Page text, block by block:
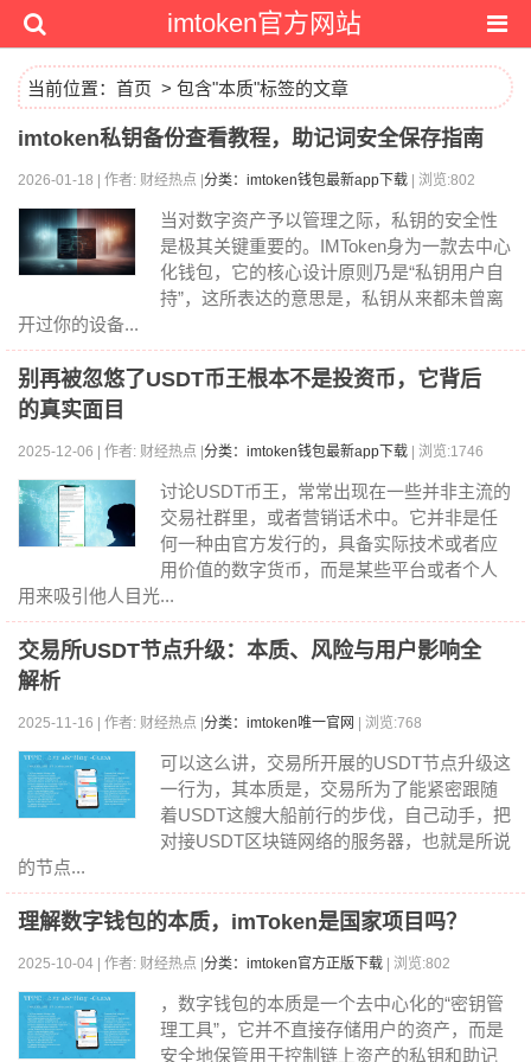
imtoken官方网站
当前位置： 首页 > 包含"本质"标签的文章
imtoken私钥备份查看教程，助记词安全保存指南
2026-01-18 | 作者: 财经热点 | 分类：imtoken钱包最新app下载 | 浏览:802
当对数字资产予以管理之际，私钥的安全性
是极其关键重要的。IMToken身为一款去中心
化钱包，它的核心设计原则乃是“私钥用户自
持”，这所表达的意思是，私钥从来都未曾离
开过你的设备...
别再被忽悠了USDT币王根本不是投资币，它背后
的真实面目
2025-12-06 | 作者: 财经热点 | 分类：imtoken钱包最新app下载 | 浏览:1746
讨论USDT币王，常常出现在一些并非主流的
交易社群里，或者营销话术中。它并非是任
何一种由官方发行的，具备实际技术或者应
用价值的数字货币，而是某些平台或者个人
用来吸引他人目光...
交易所USDT节点升级：本质、风险与用户影响全
解析
2025-11-16 | 作者: 财经热点 | 分类：imtoken唯一官网 | 浏览:768
可以这么讲，交易所开展的USDT节点升级这
一行为，其本质是，交易所为了能紧密跟随
着USDT这艘大船前行的步伐，自己动手，把
对接USDT区块链网络的服务器，也就是所说
的节点...
理解数字钱包的本质，imToken是国家项目吗？
2025-10-04 | 作者: 财经热点 | 分类：imtoken官方正版下载 | 浏览:802
，数字钱包的本质是一个去中心化的“密钥管
理工具”，它并不直接存储用户的资产，而是
安全地保管用于控制链上资产的私钥和助记